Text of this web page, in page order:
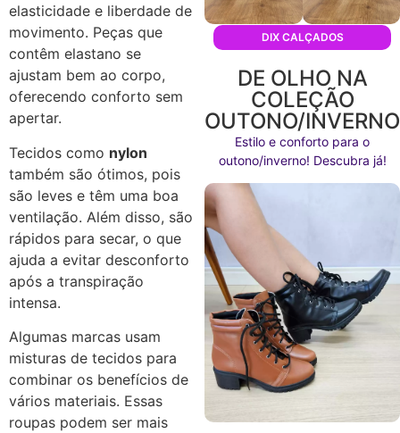
elasticidade e liberdade de
movimento. Peças que
contêm elastano se
ajustam bem ao corpo,
oferecendo conforto sem
apertar.
Tecidos como nylon
também são ótimos, pois
são leves e têm uma boa
ventilação. Além disso, são
rápidos para secar, o que
ajuda a evitar desconforto
após a transpiração
intensa.
Algumas marcas usam
misturas de tecidos para
combinar os benefícios de
vários materiais. Essas
roupas podem ser mais
DIX CALÇADOS
DE OLHO NA
COLEÇÃO
OUTONO/INVERNO
Estilo e conforto para o
outono/inverno! Descubra já!